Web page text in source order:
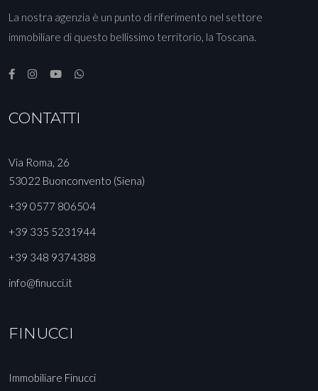
La nostra agenzia è un punto di riferimento nel settore
immobiliare di questo bellissimo territorio, la Toscana.
CONTATTI
Via Roma, 26
53022 Buonconvento (Siena)
+39 0577 806504
+39 335 5231944
+39 348 9374388
info@finucci.it
FINUCCI
Immobiliare Finucci